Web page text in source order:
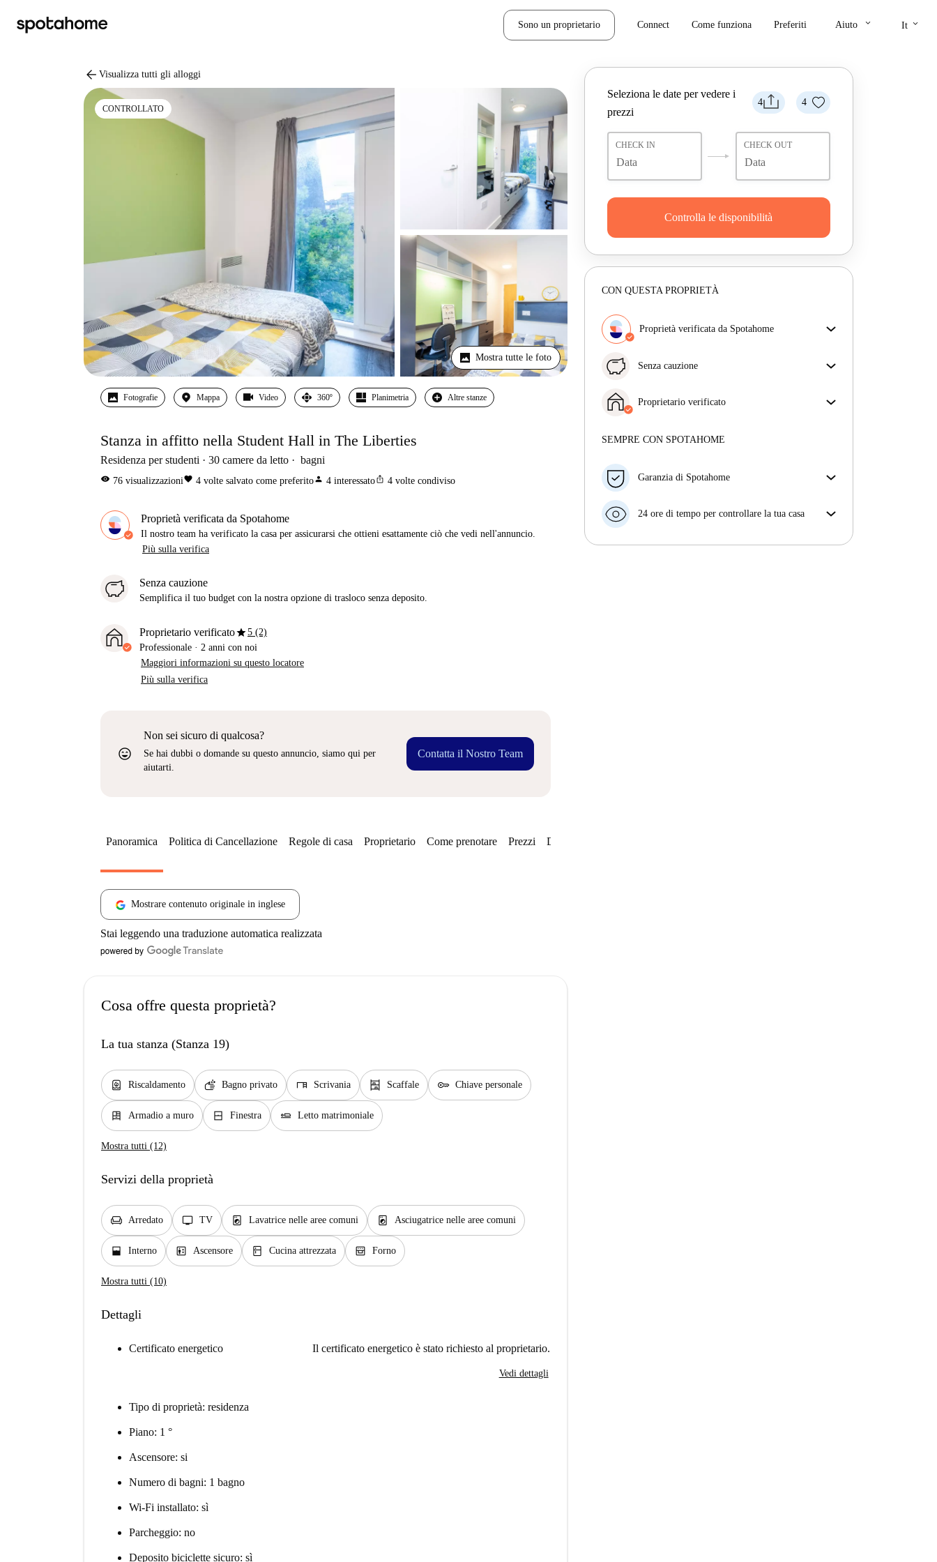
Sono un proprietario Connect Come funziona Preferiti Aiuto keyboard_arrow_down It keyboard_arrow_down
arrow_back Visualizza tutti gli alloggi
CONTROLLATO
Mostra tutte le foto
Fotografie Mappa Video 360º Planimetria Altre stanze
Stanza in affitto nella Student Hall in The Liberties
Residenza per studenti 30 camere da letto bagni
visibility 76 visualizzazionifavorite 4 volte salvato come preferitoperson 4 interessatoios_share 4 volte condiviso
Proprietà verificata da Spotahome
Il nostro team ha verificato la casa per assicurarsi che ottieni esattamente ciò che vedi nell'annuncio.
Più sulla verifica
Senza cauzione
Semplifica il tuo budget con la nostra opzione di trasloco senza deposito.
Proprietario verificatostar5 (2)
Professionale · 2 anni con noi
Maggiori informazioni su questo locatore
Più sulla verifica
sentiment_very_satisfied
Non sei sicuro di qualcosa?
Se hai dubbi o domande su questo annuncio, siamo qui per
aiutarti.
Contatta il Nostro Team
4 4
Seleziona le date per vedere i
prezzi
CHECK IN CHECK OUT
Controlla le disponibilità
CON QUESTA PROPRIETÀ
Proprietà verificata da Spotahome
ottieni esattamente ciò che vedi nell'annuncio.
Senza cauzione
trasloco senza deposito.
Proprietario verificato
Maggiori informazioni su questo locatore
SEMPRE CON SPOTAHOME
Garanzia di Spotahome
con breve preavviso, noi A) ti pagheremo un hotel e
B) ti rimborseremo totalmente
24 ore di tempo per controllare la tua casa
Panoramica Politica di Cancellazione Regole di casa Proprietario Come prenotare Prezzi Disponibilità
Mostrare contenuto originale in inglese
Stai leggendo una traduzione automatica realizzata
Cosa offre questa proprietà?
La tua stanza (Stanza 19)
water_heater Riscaldamento soap Bagno privato desk Scrivania shelves Scaffale key Chiave personale
dresser Armadio a muro window_closed Finestra airline_seat_flat Letto matrimoniale
Mostra tutti (12)
Servizi della proprietà
chair Arredato tv TV local_laundry_service Lavatrice nelle aree comuni local_laundry_service Asciugatrice nelle aree comuni
window_open Interno elevator Ascensore kitchen Cucina attrezzata oven_gen Forno
Mostra tutti (10)
Dettagli
Certificato energetico Il certificato energetico è stato richiesto al proprietario.
Vedi dettagli
Tipo di proprietà: residenza
Piano: 1 °
Ascensore: si
Numero di bagni: 1 bagno
Wi-Fi installato: sì
Parcheggio: no
Deposito biciclette sicuro: sì